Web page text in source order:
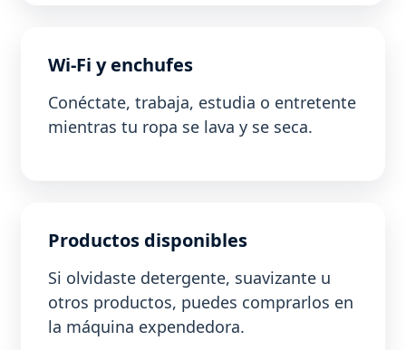
Wi-Fi y enchufes
Conéctate, trabaja, estudia o entretente
mientras tu ropa se lava y se seca.
Productos disponibles
Si olvidaste detergente, suavizante u
otros productos, puedes comprarlos en
la máquina expendedora.